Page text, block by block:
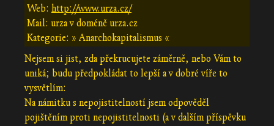
Web: http://www.urza.cz/
Mail: urza v doméně urza.cz
Kategorie: » Anarchokapitalismus «
Nejsem si jist, zda překrucujete záměrně, nebo Vám to
uniká; budu předpokládat to lepší a v dobré víře to
vysvětlím:
Na námitku s nepojistitelností jsem odpověděl
pojištěním proti nepojistitelnosti (a v dalším příspěvku